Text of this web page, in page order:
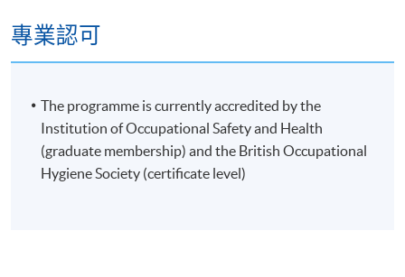
升學
完成此課程的畢業生將有資格申請由格林威治大學與
下兩個碩士 / 深造文憑課程：
· 安全、健康與環境理學碩士 /深造文憑
專業認可
The programme is currently accredited by the
Institution of Occupational Safety and Health
(graduate membership) and the British Occupational
Hygiene Society (certificate level)